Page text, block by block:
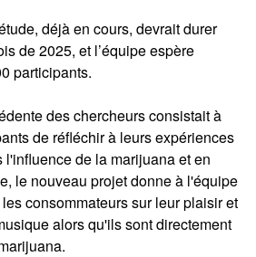
déjà en cours, devrait durer
de 2025, et l’équipe espère
participants.
des chercheurs consistait à
de réfléchir à leurs expériences
de la marijuana et en
le nouveau projet donne à l'équipe
consommateurs sur leur plaisir et
alors qu'ils sont directement